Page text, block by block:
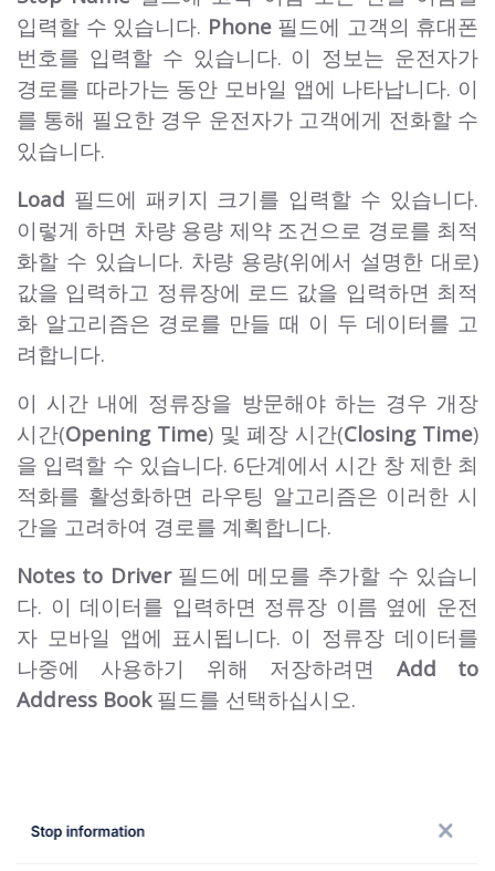
입력할 수 있습니다. Phone필드에 고객의 휴대폰
번호를 입력할 수 있습니다. 이 정보는 운전자가
경로를 따라가는 동안 모바일 앱에 나타납니다. 이
를 통해 필요한 경우 운전자가 고객에게 전화할 수
있습니다.
Load 필드에 패키지 크기를 입력할 수 있습니다.
이렇게 하면 차량 용량 제약 조건으로 경로를 최적
화할 수 있습니다. 차량 용량(위에서 설명한 대로)
값을 입력하고 정류장에 로드 값을 입력하면 최적
화 알고리즘은 경로를 만들 때 이 두 데이터를 고
려합니다.
이 시간 내에 정류장을 방문해야 하는 경우 개장
시간(Opening Time) 및 폐장 시간(Closing Time)
을 입력할 수 있습니다. 6단계에서 시간 창 제한 최
적화를 활성화하면 라우팅 알고리즘은 이러한 시
간을 고려하여 경로를 계획합니다.
Notes to Driver필드에 메모를 추가할 수 있습니
다. 이 데이터를 입력하면 정류장 이름 옆에 운전
자 모바일 앱에 표시됩니다. 이 정류장 데이터를
나중에 사용하기 위해 저장하려면 Add to
Address Book필드를 선택하십시오.